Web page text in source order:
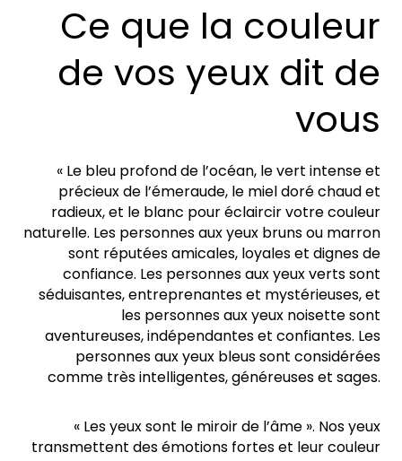
Ce que la couleur
de vos yeux dit de
vous
« Le bleu profond de l’océan, le vert intense et
précieux de l’émeraude, le miel doré chaud et
radieux, et le blanc pour éclaircir votre couleur
naturelle. Les personnes aux yeux bruns ou marron
sont réputées amicales, loyales et dignes de
confiance. Les personnes aux yeux verts sont
séduisantes, entreprenantes et mystérieuses, et
les personnes aux yeux noisette sont
aventureuses, indépendantes et confiantes. Les
personnes aux yeux bleus sont considérées
comme très intelligentes, généreuses et sages.
« Les yeux sont le miroir de l’âme ». Nos yeux
transmettent des émotions fortes et leur couleur